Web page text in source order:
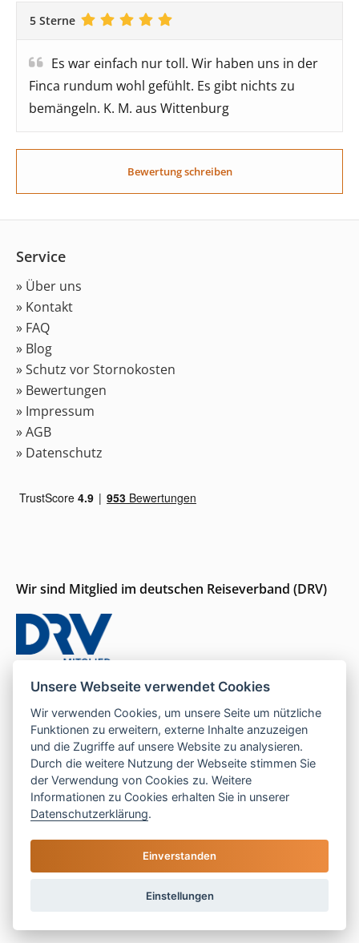
5 Sterne
Es war einfach nur toll. Wir haben uns in der
Finca rundum wohl gefühlt. Es gibt nichts zu
bemängeln. K. M. aus Wittenburg
Bewertung schreiben
Service
» Über uns
» Kontakt
» FAQ
» Blog
» Schutz vor Stornokosten
» Bewertungen
» Impressum
» AGB
» Datenschutz
Wir sind Mitglied im deutschen Reiseverband (DRV)
Seit 1996 persönliche Beratung und ein Gespür für
das, was wirklich passt.
Mo–Do:9–16 Uhr |Fr:9–13 Uhr
05121 208 990
Unsere Webseite verwendet Cookies
Wir verwenden Cookies, um unsere Seite um nützliche
Funktionen zu erweitern, externe Inhalte anzuzeigen
und die Zugriffe auf unsere Website zu analysieren.
Durch die weitere Nutzung der Webseite stimmen Sie
der Verwendung von Cookies zu. Weitere
Informationen zu Cookies erhalten Sie in unserer
Datenschutzerklärung.
Einverstanden
Einstellungen